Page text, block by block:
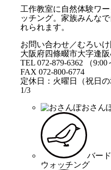
工作教室に自然体験ワ
ッチング。家族みんな
れられます。
お問い合わせ／むろい
大阪府四條畷市大字逢阪
TEL 072-879-6362 （9:00
FAX 072-800-6774
定休日：火曜日（祝日
1/3
おさん
バード
ウォッチング